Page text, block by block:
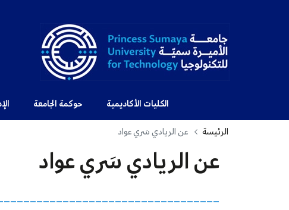
الكليات الأكاديمية حوكمة الجامعة
الرئيسة عن الريادي سَري عواد
عن الريادي سَري عواد